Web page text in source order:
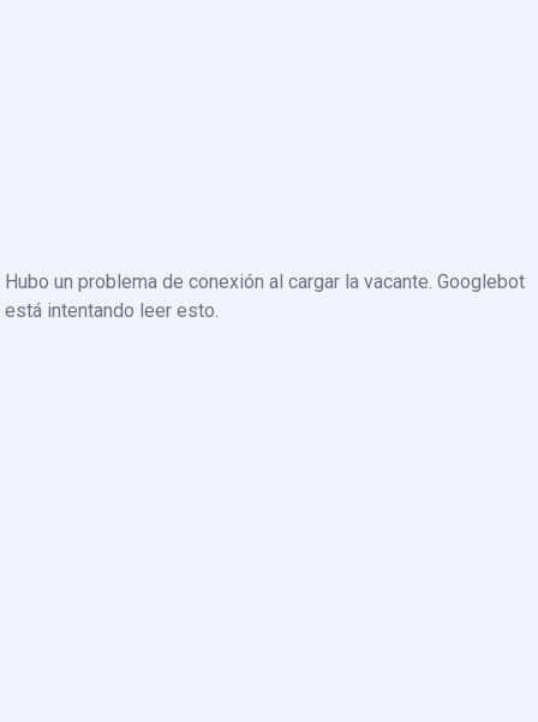
Hubo un problema de conexión al cargar la vacante. Googlebot
está intentando leer esto.